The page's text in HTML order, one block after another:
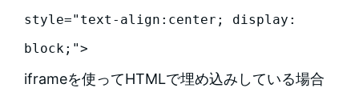
style="text-align:center; display:
block;">
iframeを使ってHTMLで埋め込みしている場合